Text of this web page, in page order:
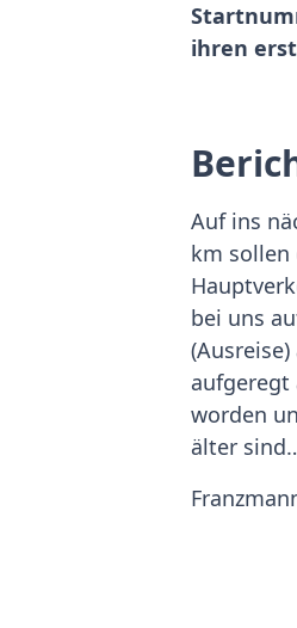
ihren
Auf ins
km sollen
bei uns
aufgeregt
worden
älter